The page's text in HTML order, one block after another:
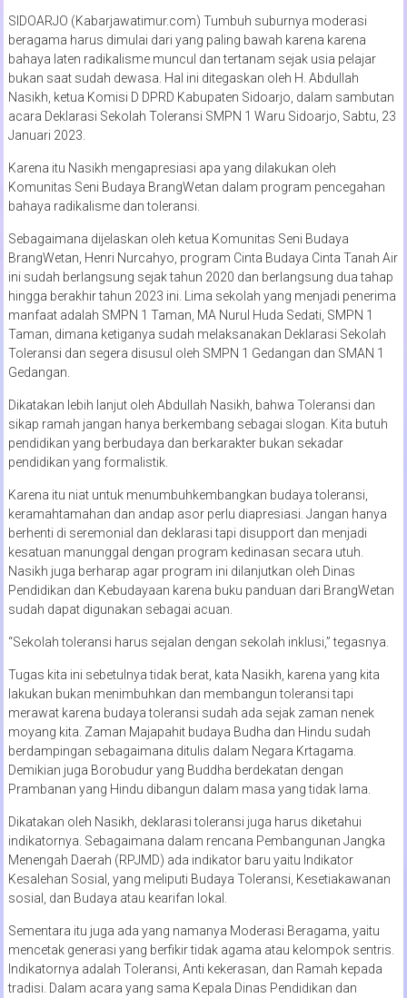
SIDOARJO (Kabarjawatimur.com) Tumbuh suburnya moderasi
beragama harus dimulai dari yang paling bawah karena karena
bahaya laten radikalisme muncul dan tertanam sejak usia pelajar
bukan saat sudah dewasa. Hal ini ditegaskan oleh H. Abdullah
Nasikh, ketua Komisi D DPRD Kabupaten Sidoarjo, dalam sambutan
acara Deklarasi Sekolah Toleransi SMPN 1 Waru Sidoarjo, Sabtu, 23
Januari 2023.
Karena itu Nasikh mengapresiasi apa yang dilakukan oleh
Komunitas Seni Budaya BrangWetan dalam program pencegahan
bahaya radikalisme dan toleransi.
Sebagaimana dijelaskan oleh ketua Komunitas Seni Budaya
BrangWetan, Henri Nurcahyo, program Cinta Budaya Cinta Tanah Air
ini sudah berlangsung sejak tahun 2020 dan berlangsung dua tahap
hingga berakhir tahun 2023 ini. Lima sekolah yang menjadi penerima
manfaat adalah SMPN 1 Taman, MA Nurul Huda Sedati, SMPN 1
Taman, dimana ketiganya sudah melaksanakan Deklarasi Sekolah
Toleransi dan segera disusul oleh SMPN 1 Gedangan dan SMAN 1
Gedangan.
Dikatakan lebih lanjut oleh Abdullah Nasikh, bahwa Toleransi dan
sikap ramah jangan hanya berkembang sebagai slogan. Kita butuh
pendidikan yang berbudaya dan berkarakter bukan sekadar
pendidikan yang formalistik.
Karena itu niat untuk menumbuhkembangkan budaya toleransi,
keramahtamahan dan andap asor perlu diapresiasi. Jangan hanya
berhenti di seremonial dan deklarasi tapi disupport dan menjadi
kesatuan manunggal dengan program kedinasan secara utuh.
Nasikh juga berharap agar program ini dilanjutkan oleh Dinas
Pendidikan dan Kebudayaan karena buku panduan dari BrangWetan
sudah dapat digunakan sebagai acuan.
“Sekolah toleransi harus sejalan dengan sekolah inklusi,” tegasnya.
Tugas kita ini sebetulnya tidak berat, kata Nasikh, karena yang kita
lakukan bukan menimbuhkan dan membangun toleransi tapi
merawat karena budaya toleransi sudah ada sejak zaman nenek
moyang kita. Zaman Majapahit budaya Budha dan Hindu sudah
berdampingan sebagaimana ditulis dalam Negara Krtagama.
Demikian juga Borobudur yang Buddha berdekatan dengan
Prambanan yang Hindu dibangun dalam masa yang tidak lama.
Dikatakan oleh Nasikh, deklarasi toleransi juga harus diketahui
indikatornya. Sebagaimana dalam rencana Pembangunan Jangka
Menengah Daerah (RPJMD) ada indikator baru yaitu Indikator
Kesalehan Sosial, yang meliputi Budaya Toleransi, Kesetiakawanan
sosial, dan Budaya atau kearifan lokal.
Sementara itu juga ada yang namanya Moderasi Beragama, yaitu
mencetak generasi yang berfikir tidak agama atau kelompok sentris.
Indikatornya adalah Toleransi, Anti kekerasan, dan Ramah kepada
tradisi. Dalam acara yang sama Kepala Dinas Pendidikan dan